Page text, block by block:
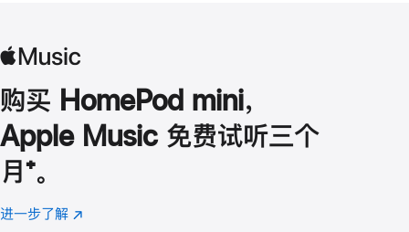
购买 HomePod mini，
Apple Music 免费试听三个
月 脚
注
⁺。
进一步了解 Apple
(在